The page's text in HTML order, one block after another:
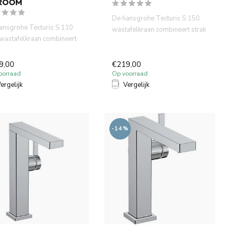
Tecturis S 110
combineert
De hansgrohe Tecturis S 150
wastafelkraan combineert strak
€219,00
Op voorraad
Vergelijk
-14%